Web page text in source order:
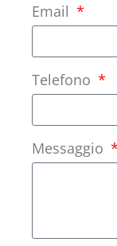
Email
Telefono
Messaggio